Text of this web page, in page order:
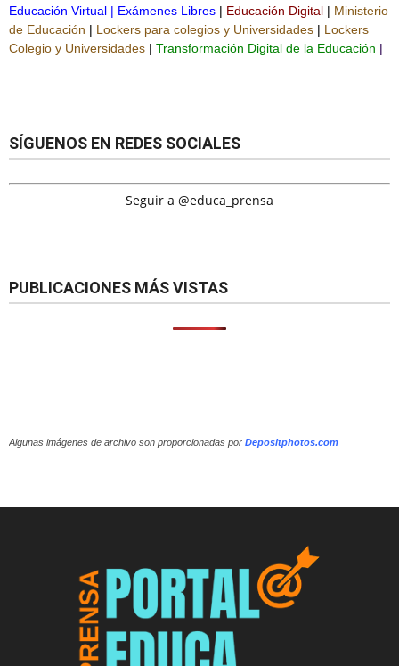
Educación Virtual | Exámenes Libres | Educación Digital | Ministerio
de Educación | Lockers para colegios y Universidades | Lockers
Colegio y Universidades | Transformación Digital de la Educación |
SÍGUENOS EN REDES SOCIALES
Seguir a @educa_prensa
PUBLICACIONES MÁS VISTAS
Algunas imágenes de archivo son proporcionadas por Depositphotos.com